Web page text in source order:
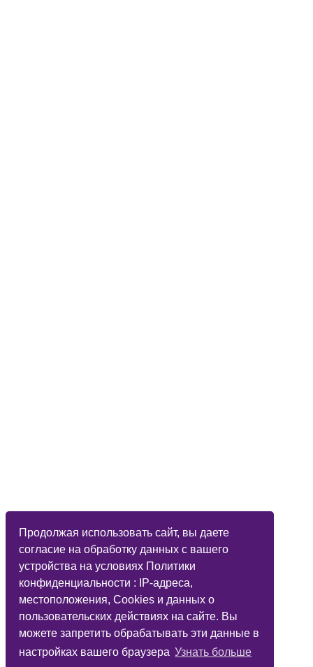
Продолжая использовать сайт, вы даете
согласие на обработку данных с вашего
устройства на условиях Политики
конфиденциальности : IP-адреса,
местоположения, Cookies и данных о
пользовательских действиях на сайте. Вы
можете запретить обрабатывать эти данные в
настройках вашего браузера Узнать больше